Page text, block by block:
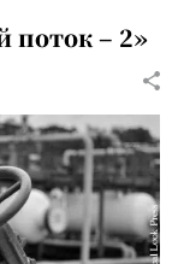
поток – 2»